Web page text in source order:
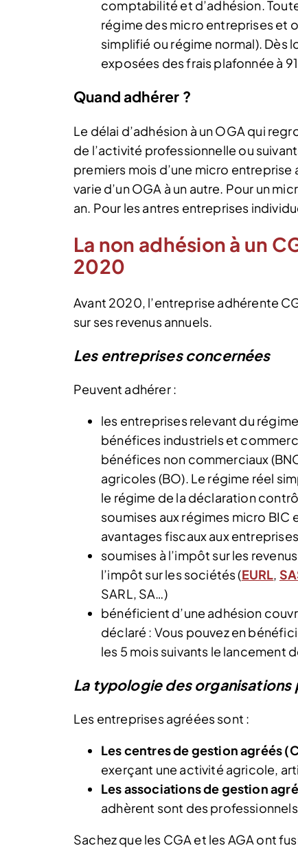
comptabilité et d’adhésion.
régime des micro entreprises et
simplifié ou régime normal). Dès
exposées des frais plafonnée à
Quand adhérer ?
Le délai d’adhésion à un OGA qui
de l’activité professionnelle ou
premiers mois d’une micro
varie d’un OGA à un autre. Pour un
an. Pour les antres entreprises
La non adhésion à un
2020
Avant 2020, l’entreprise adhérente
sur ses revenus annuels.
Les entreprises concernées
Peuvent adhérer :
les entreprises relevant du
bénéfices industriels et
bénéfices non commerciaux
agricoles (BO). Le régime réel
le régime de la déclaration
soumises aux régimes micro
avantages fiscaux aux
soumises à l’impôt sur les
l’impôt sur les sociétés (EURL,
SARL, SA…)
bénéficient d’une adhésion
déclaré : Vous pouvez en
les 5 mois suivants le lancement
La typologie des
Les entreprises agréées sont :
Les centres de gestion agréés
exerçant une activité agricole,
Les associations de gestion
adhèrent sont des professionnels
Sachez que les CGA et les AGA ont